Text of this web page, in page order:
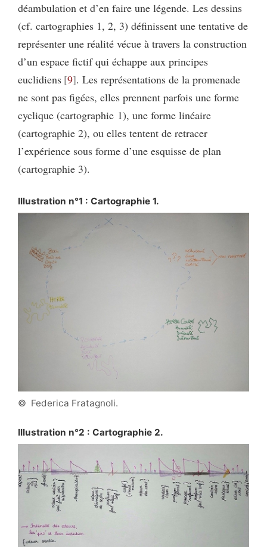
déambulation et d’en faire une légende. Les dessins
(cf. cartographies 1, 2, 3) définissent une tentative de
représenter une réalité vécue à travers la construction
d’un espace fictif qui échappe aux principes
euclidiens 9 . Les représentations de la promenade
ne sont pas figées, elles prennent parfois une forme
cyclique (cartographie 1), une forme linéaire
(cartographie 2), ou elles tentent de retracer
l’expérience sous forme d’une esquisse de plan
(cartographie 3).
Illustration n°1 : Cartographie 1.
© Federica Fratagnoli.
Illustration n°2 : Cartographie 2.